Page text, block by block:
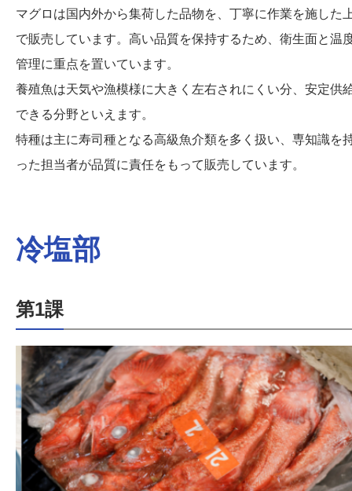
マグロは国内外から集荷した品物を、丁寧に作業を施した
で販売しています。高い品質を保持するため、衛生面と温
管理に重点を置いています。
養殖魚は天気や漁模様に大きく左右されにくい分、安定供
できる分野といえます。
特種は主に寿司種となる高級魚介類を多く扱い、専知識を
った担当者が品質に責任をもって販売しています。
冷塩部
第1課